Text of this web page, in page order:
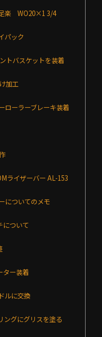
楽 WO20×1 3/4
パック
トバスケットを装着
加工
ローラーブレーキ装着
ライザーバー AL-153
についてのメモ
について
ター装着
ルに交換
ングにグリスを塗る